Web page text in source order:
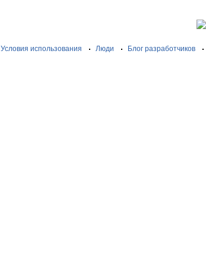
Условия использования Люди Блог разработчиков